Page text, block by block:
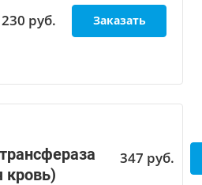
230 руб. Заказать
кровь)
347 руб.